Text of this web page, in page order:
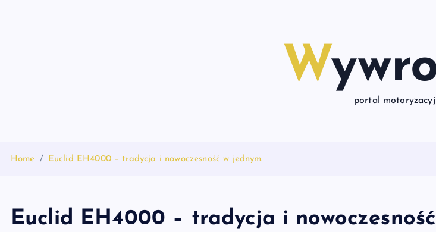
portal
Home Euclid EH4000 – tradycja i nowoczesność w jednym.
Euclid EH4000 – tradycja i